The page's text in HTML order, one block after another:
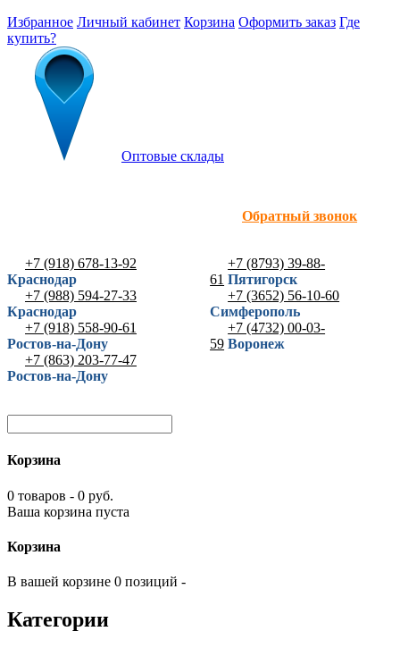
Избранное Личный кабинет Корзина Оформить заказ Где
купить?
Оптовые склады
Обратный звонок
+7 (918) 678-13-92
Краснодар
+7 (988) 594-27-33
Краснодар
+7 (918) 558-90-61
Ростов-на-Дону
+7 (863) 203-77-47
Ростов-на-Дону
+7 (8793) 39-88-
61 Пятигорск
+7 (3652) 56-10-60
Симферополь
+7 (4732) 00-03-
59 Воронеж
Корзина
0 товаров - 0 руб.
Ваша корзина пуста
Корзина
В вашей корзине 0 позиций -
Категории